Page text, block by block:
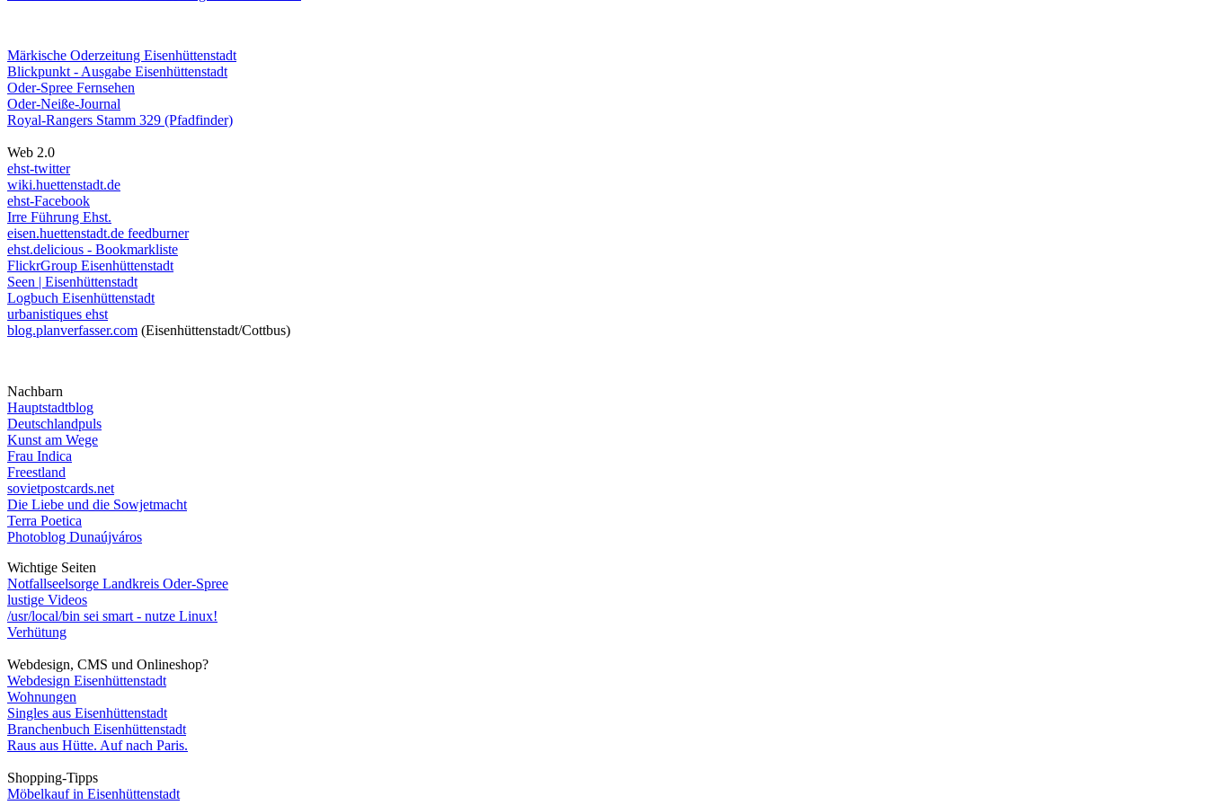
Märkische Oderzeitung Eisenhüttenstadt
Blickpunkt - Ausgabe Eisenhüttenstadt
Oder-Spree Fernsehen
Oder-Neiße-Journal
Royal-Rangers Stamm 329 (Pfadfinder)
Web 2.0
ehst-twitter
wiki.huettenstadt.de
ehst-Facebook
Irre Führung Ehst.
eisen.huettenstadt.de feedburner
ehst.delicious - Bookmarkliste
FlickrGroup Eisenhüttenstadt
Seen | Eisenhüttenstadt
Logbuch Eisenhüttenstadt
urbanistiques ehst
blog.planverfasser.com (Eisenhüttenstadt/Cottbus)
Nachbarn
Hauptstadtblog
Deutschlandpuls
Kunst am Wege
Frau Indica
Freestland
sovietpostcards.net
Die Liebe und die Sowjetmacht
Terra Poetica
Photoblog Dunaújváros
Wichtige Seiten
Notfallseelsorge Landkreis Oder-Spree
lustige Videos
/usr/local/bin sei smart - nutze Linux!
Verhütung
Webdesign, CMS und Onlineshop?
Webdesign Eisenhüttenstadt
Wohnungen
Singles aus Eisenhüttenstadt
Branchenbuch Eisenhüttenstadt
Raus aus Hütte. Auf nach Paris.
Shopping-Tipps
Möbelkauf in Eisenhüttenstadt